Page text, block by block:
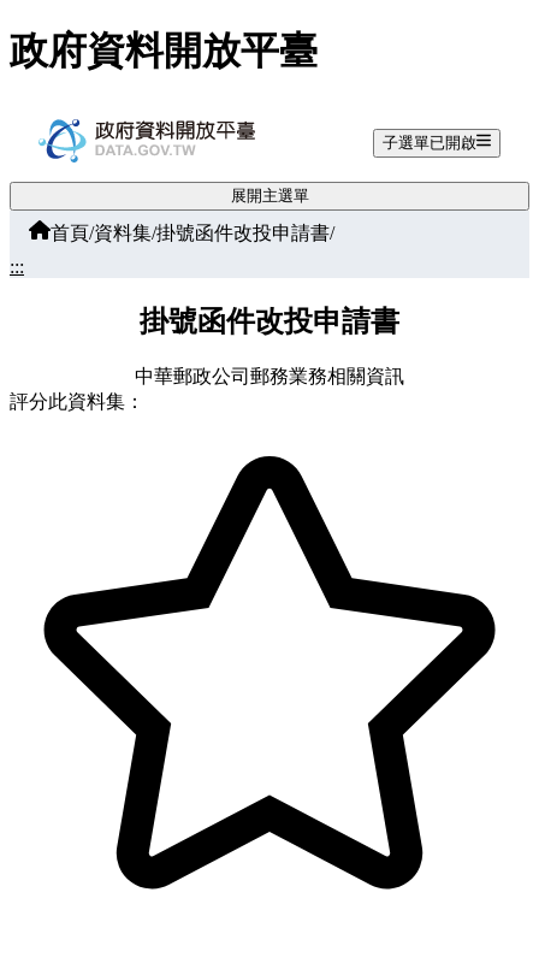
跳至主要內容
政府資料開放平臺
子選單已開啟
展開主選單
首頁/資料集/掛號函件改投申請書/
:::
掛號函件改投申請書
中華郵政公司郵務業務相關資訊
評分此資料集：